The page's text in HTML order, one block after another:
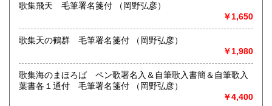
歌集飛天 毛筆署名箋付 （岡野弘彦）
￥1,650
歌集天の鶴群 毛筆署名箋付 （岡野弘彦）
￥1,980
歌集海のまほろば ペン歌署名入＆自筆歌入書簡＆自筆歌入
葉書各１通付 毛筆署名箋付 （岡野弘彦）
￥4,400